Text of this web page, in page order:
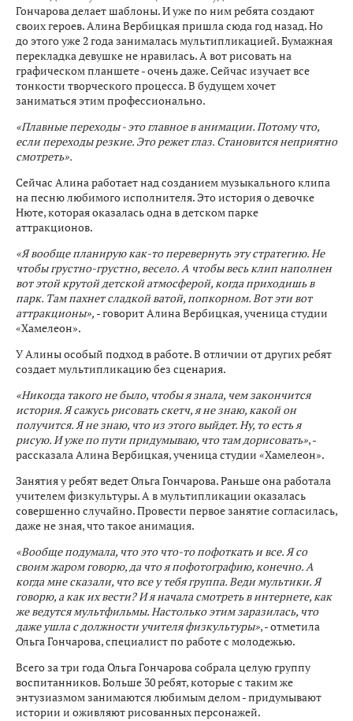
Гончарова делает шаблоны. И уже по ним ребята создают
своих героев. Алина Вербицкая пришла сюда год назад. Но
до этого уже 2 года занималась мультипликацией. Бумажная
перекладка девушке не нравилась. А вот рисовать на
графическом планшете - очень даже. Сейчас изучает все
тонкости творческого процесса. В будущем хочет
заниматься этим профессионально.
«Плавные переходы - это главное в анимации. Потому что,
если переходы резкие. Это режет глаз. Становится неприятно
смотреть».
Сейчас Алина работает над созданием музыкального клипа
на песню любимого исполнителя. Это история о девочке
Нюте, которая оказалась одна в детском парке
аттракционов.
«Я вообще планирую как-то перевернуть эту стратегию. Не
чтобы грустно-грустно, весело. А чтобы весь клип наполнен
вот этой крутой детской атмосферой, когда приходишь в
парк. Там пахнет сладкой ватой, попкорном. Вот эти вот
аттракционы», - говорит Алина Вербицкая, ученица студии
«Хамелеон».
У Алины особый подход в работе. В отличии от других ребят
создает мультипликацию без сценария.
«Никогда такого не было, чтобы я знала, чем закончится
история. Я сажусь рисовать скетч, я не знаю, какой он
получится. Я не знаю, что из этого выйдет. Ну, то есть я
рисую. И уже по пути придумываю, что там дорисовать», -
рассказала Алина Вербицкая, ученица студии «Хамелеон».
Занятия у ребят ведет Ольга Гончарова. Раньше она работала
учителем физкультуры. А в мультипликации оказалась
совершенно случайно. Провести первое занятие согласилась,
даже не зная, что такое анимация.
«Вообще подумала, что это что-то пофоткать и все. Я со
своим жаром говорю, да что я пофотографию, конечно. А
когда мне сказали, что все у тебя группа. Веди мультики. Я
говорю, а как их вести? И я начала смотреть в интернете, как
же ведутся мультфильмы. Настолько этим заразилась, что
даже ушла с должности учителя физкультуры», - отметила
Ольга Гончарова, специалист по работе с молодежью.
Всего за три года Ольга Гончарова собрала целую группу
воспитанников. Больше 30 ребят, которые с таким же
энтузиазмом занимаются любимым делом - придумывают
истории и оживляют рисованных персонажей.